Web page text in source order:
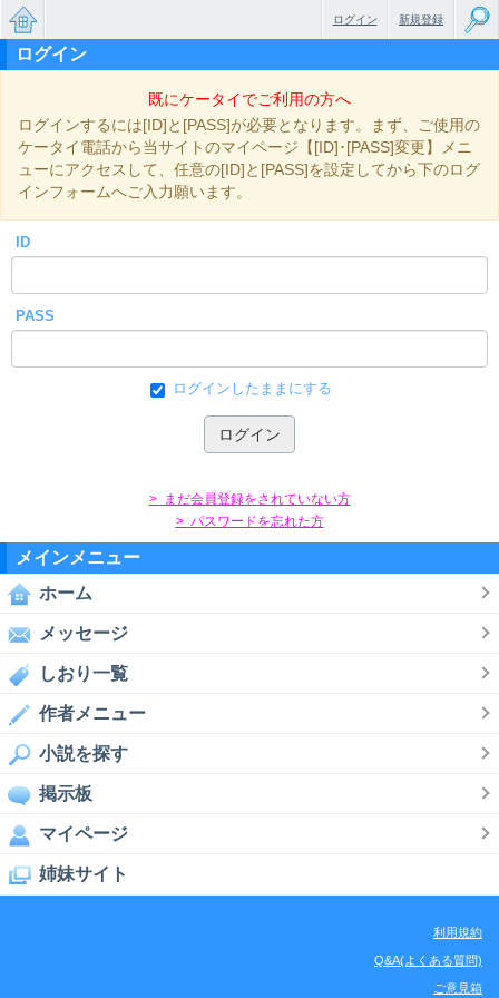
無料で
っと大
小説
新規登録
ログイン
ログイン
既にケータイでご利用の方へ
ログインするには[ID]と[PASS]が必要となります。まず、ご使用の
ケータイ電話から当サイトのマイページ【[ID]･[PASS]変更】メニ
ューにアクセスして、任意の[ID]と[PASS]を設定してから下のログ
インフォームへご入力願います。
ID
PASS
ログインしたままにする
> まだ会員登録をされていない方
> パスワードを忘れた方
メインメニュー
ホーム
メッセージ
しおり一覧
作者メニュー
小説を探す
掲示板
マイページ
姉妹サイト
利用規約
Q&A(よくある質問)
ご意見箱